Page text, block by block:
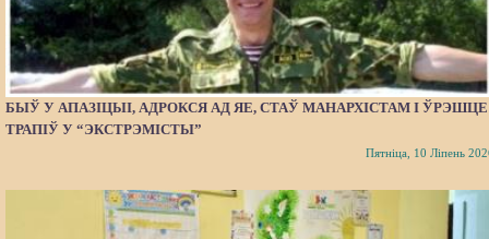
БЫЎ У АПАЗІЦЫІ, АДРОКСЯ АД ЯЕ, СТАЎ МАНАРХІСТАМ І ЎРЭШЦЕ
ТРАПІЎ У “ЭКСТРЭМІСТЫ”
Пятніца, 10 Ліпень